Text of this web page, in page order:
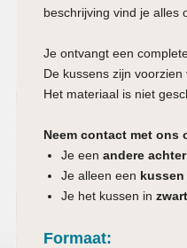
beschrijving vind je alles
Je ontvangt een
De kussens zijn
Het materiaal is niet
Neem contact met ons
Je een andere
Je alleen een
Je het kussen in
Formaat